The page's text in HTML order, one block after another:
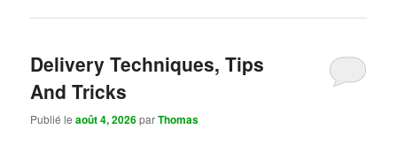
Delivery Techniques, Tips
And Tricks
Publié leaoût 4, 2026parThomas